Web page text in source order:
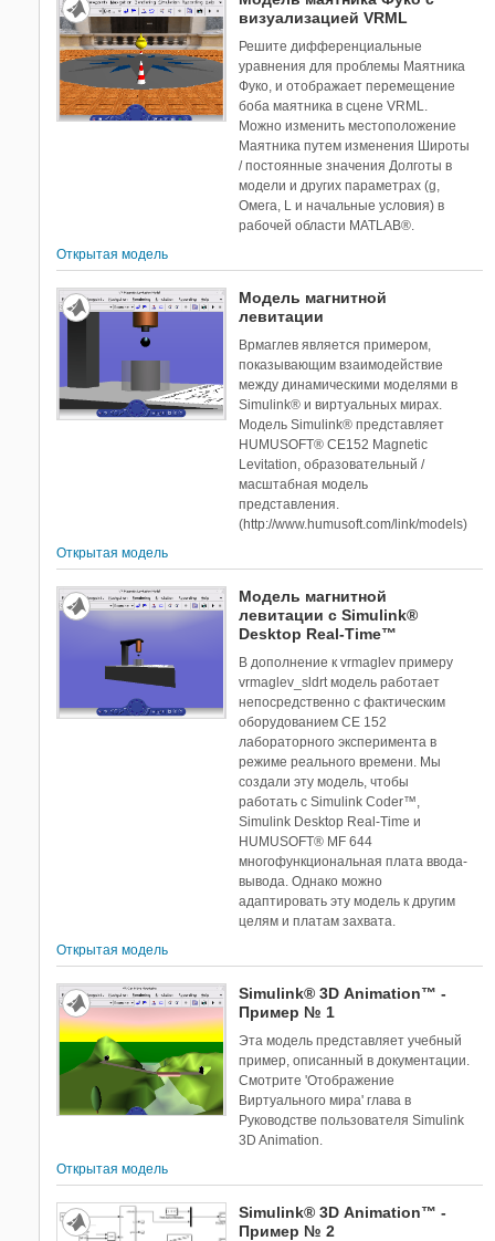
визуализацией VRML
Решите дифференциальные
уравнения для проблемы Маятника
Фуко, и отображает перемещение
боба маятника в сцене VRML.
Можно изменить местоположение
Маятника путем изменения Широты
/ постоянные значения Долготы в
модели и других параметрах (g,
Омега, L и начальные условия) в
рабочей области MATLAB®.
Открытая модель
Модель магнитной
левитации
Врмаглев является примером,
показывающим взаимодействие
между динамическими моделями в
Simulink® и виртуальных мирах.
Модель Simulink® представляет
HUMUSOFT® CE152 Magnetic
Levitation, образовательный /
масштабная модель
представления.
(http://www.humusoft.com/link/models)
Открытая модель
Модель магнитной
левитации с Simulink®
Desktop Real-Time™
В дополнение к vrmaglev примеру
vrmaglev_sldrt модель работает
непосредственно с фактическим
оборудованием CE 152
лабораторного эксперимента в
режиме реального времени. Мы
создали эту модель, чтобы
работать с Simulink Coder™,
Simulink Desktop Real-Time и
HUMUSOFT® MF 644
многофункциональная плата ввода-
вывода. Однако можно
адаптировать эту модель к другим
целям и платам захвата.
Открытая модель
Simulink® 3D Animation™ -
Пример № 1
Эта модель представляет учебный
пример, описанный в документации.
Смотрите 'Отображение
Виртуального мира' глава в
Руководстве пользователя Simulink
3D Animation.
Открытая модель
Simulink® 3D Animation™ -
Пример № 2